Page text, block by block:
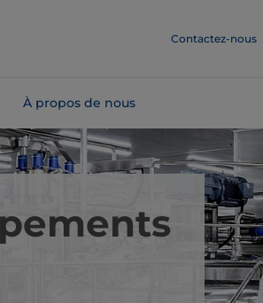
Contactez-nous
À propos de nous